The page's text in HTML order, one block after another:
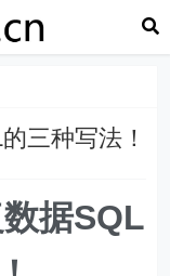
三种写法！
据SQL